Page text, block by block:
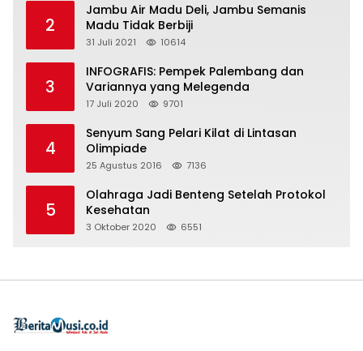
2
Jambu Air Madu Deli, Jambu Semanis
Madu Tidak Berbiji
31 Juli 2021 10614
3
INFOGRAFIS: Pempek Palembang dan
Variannya yang Melegenda
17 Juli 2020 9701
4
Senyum Sang Pelari Kilat di Lintasan
Olimpiade
25 Agustus 2016 7136
5
Olahraga Jadi Benteng Setelah Protokol
Kesehatan
3 Oktober 2020 6551